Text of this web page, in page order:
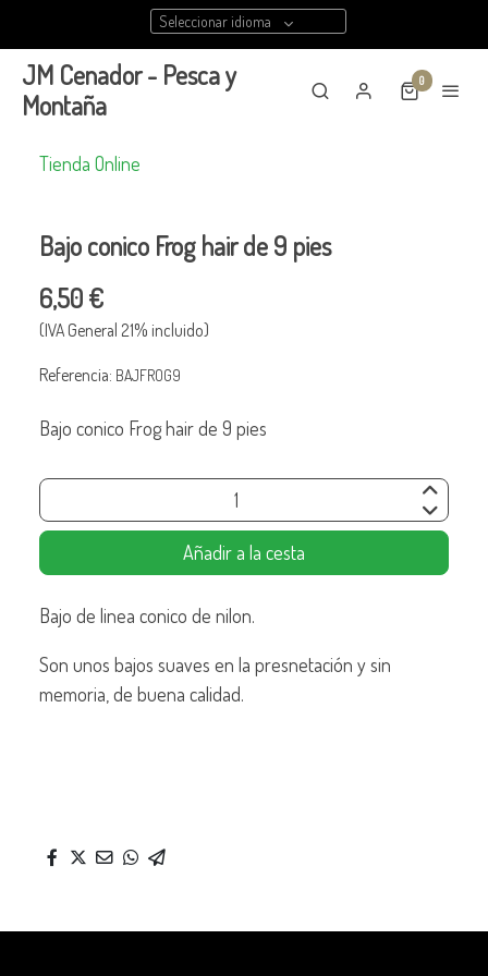
Seleccionar idioma
JM Cenador - Pesca y
Montaña
0
Tienda Online
Bajo conico Frog hair de 9 pies
6,50 €
(IVA General 21% incluido)
Referencia: BAJFROG9
Bajo conico Frog hair de 9 pies
Añadir a la cesta
Bajo de linea conico de nilon.
Son unos bajos suaves en la presnetación y sin
memoria, de buena calidad.